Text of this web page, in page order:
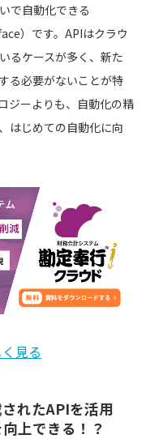
で自動化できる
）です。APIはクラウ
るケースが多く、新た
る必要がないことが特
ジーよりも、自動化の精
はじめての自動化に向
見る
れたAPIを活用
上できる！？